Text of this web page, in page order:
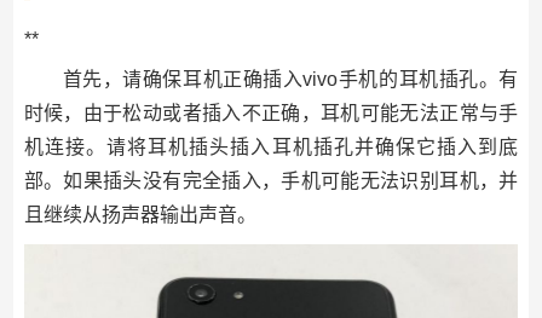
**
首先，请确保耳机正确插入vivo手机的耳机插孔。有
时候，由于松动或者插入不正确，耳机可能无法正常与手
机连接。请将耳机插头插入耳机插孔并确保它插入到底
部。如果插头没有完全插入，手机可能无法识别耳机，并
且继续从扬声器输出声音。